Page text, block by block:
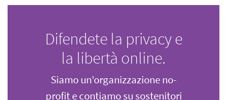
Difendete la privacy e
la libertà online.
Siamo un'organizzazione no-
profit e contiamo su sostenitori